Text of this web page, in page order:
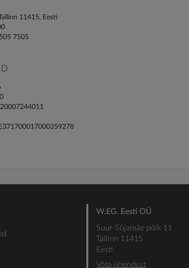
11415, Eesti
7505
W.EG. Eesti OÜ
Suur-Sõjamäe põik 11
Tallinn 11415
Eesti
Võta ühendust